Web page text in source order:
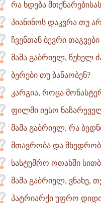
რა ხდება
პიანინოს დაკვრა თუ
ჩვენთან ბევრი
მამა გაბრიელ, წუხელ
ბერები თუ ბანაობენ?
კარგია, როცა
ფილმი იესო
მამა გაბრიელ, რა
მთავრობა და
სასტუმრო ოთახში
მამა გაბრიელ, ვნახე,
პატრიარქი უფრო